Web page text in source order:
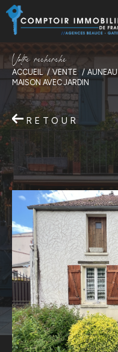
Votre recherche
ACCUEIL VENTE AUNEAU
MAISON AVEC JARDIN
RETOUR